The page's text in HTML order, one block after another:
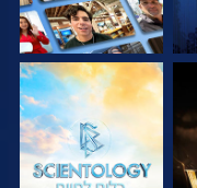
בדוק את הסדרה